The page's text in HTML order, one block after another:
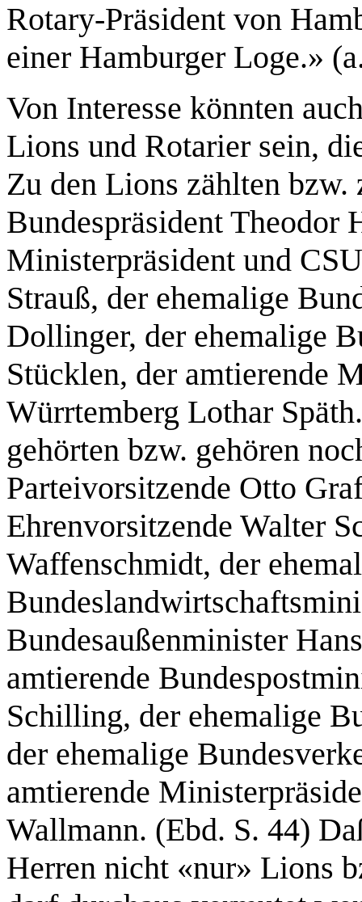
Rotary-Präsident von
einer Hamburger Loge.»
Von Interesse könnten
Lions und Rotarier sein,
Zu den Lions zählten bzw.
Bundespräsident Theodor
Ministerpräsident und
Strauß, der ehemalige
Dollinger, der ehemalige
Stücklen, der amtierende
Würrtemberg Lothar
gehörten bzw. gehören
Parteivorsitzende Otto
Ehrenvorsitzende Walter
Waffenschmidt, der
Bundesaußenminister
amtierende
Schilling, der ehemalige
der ehemalige
amtierende
Wallmann. (Ebd. S. 44)
Herren nicht «nur» Lions